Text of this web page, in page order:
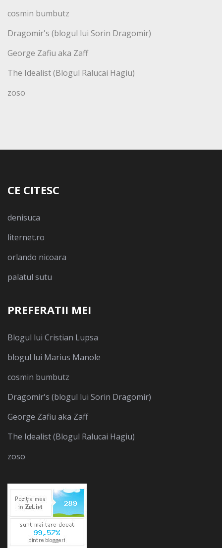
cosmin bumbutz
Dragomir's (blogul lui Sorin Dragomir)
George Zafiu aka Zaff
The Idealist (Blogul Ralucai Hagiu)
zoso
CE CITESC
denisuca
liternet.ro
orlando nicoara
palatul sutu
PREFERATII MEI
Blogul lui Cristian Lupsa
blogul lui Marius Manole
cosmin bumbutz
Dragomir's (blogul lui Sorin Dragomir)
George Zafiu aka Zaff
The Idealist (Blogul Ralucai Hagiu)
zoso